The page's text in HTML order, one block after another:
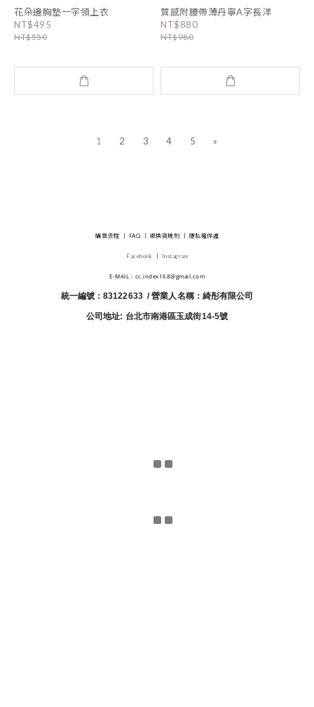
花朵邊胸墊一字領上衣
NT$495
NT$550
質感附腰帶薄丹寧A字長洋
NT$880
NT$980
1 2 3 4 5 »
購買流程 FAQ 退換貨規則 隱私權保護
Facebook Instagram
E-MAIL：cc.index168@gmail.com
統一編號：83122633 / 營業人名稱：綺彤有限公司
公司地址: 台北市南港區玉成街14-5號